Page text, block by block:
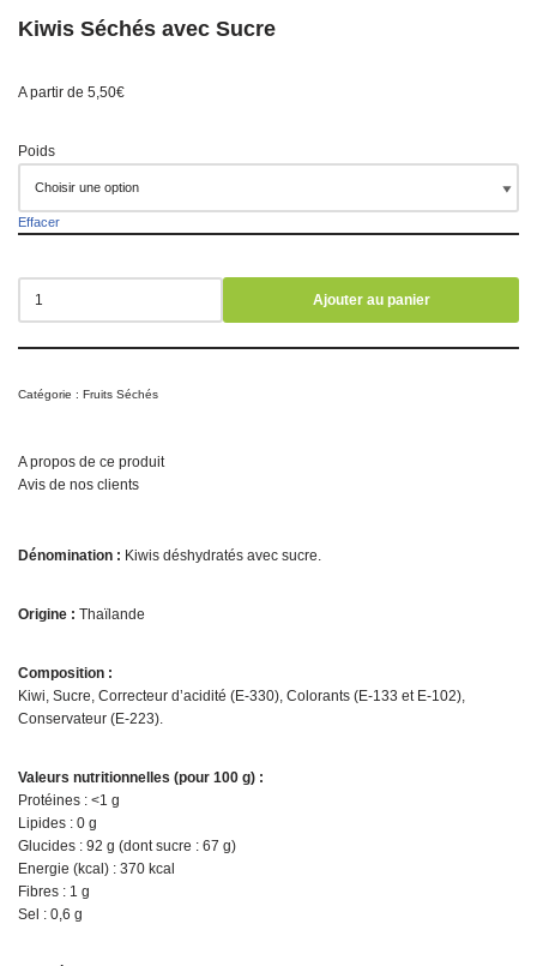
Kiwis Séchés avec Sucre
A partir de 5,50€
Poids
Effacer
Ajouter au panier
Catégorie : Fruits Séchés
A propos de ce produit
Avis de nos clients
Dénomination : Kiwis déshydratés avec sucre.
Origine : Thaïlande
Composition :
Kiwi, Sucre, Correcteur d’acidité (E-330), Colorants (E-133 et E-102),
Conservateur (E-223).
Valeurs nutritionnelles (pour 100 g) :
Protéines : <1 g
Lipides : 0 g
Glucides : 92 g (dont sucre : 67 g)
Energie (kcal) : 370 kcal
Fibres : 1 g
Sel : 0,6 g